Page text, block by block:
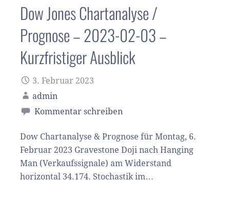
Dow Jones Chartanalyse /
Prognose – 2023-02-03 –
Kurzfristiger Ausblick
3. Februar 2023
admin
Kommentar schreiben
Dow Chartanalyse & Prognose für Montag, 6.
Februar 2023 Gravestone Doji nach Hanging
Man (Verkaufssignale) am Widerstand
horizontal 34.174. Stochastik im…